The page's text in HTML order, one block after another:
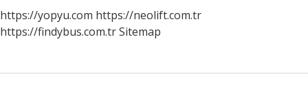
https://yopyu.com https://neolift.com.tr
https://findybus.com.trSitemap